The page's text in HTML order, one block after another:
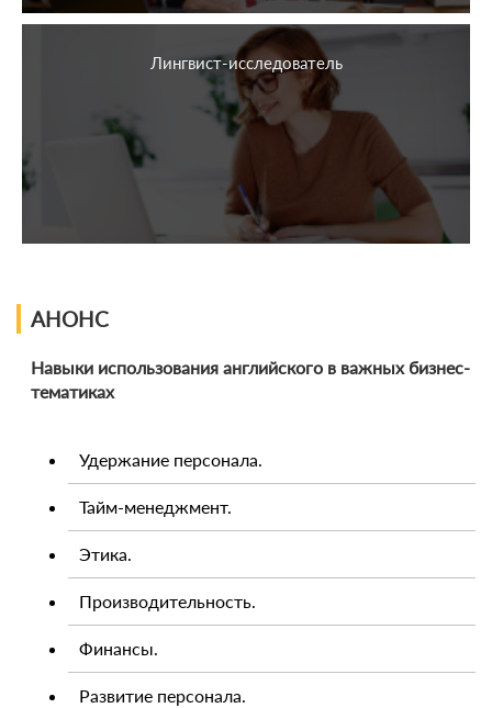
Лингвист-исследователь
АНОНС
Навыки использования английского в важных бизнес-
тематиках
Удержание персонала.
Тайм-менеджмент.
Этика.
Производительность.
Финансы.
Развитие персонала.